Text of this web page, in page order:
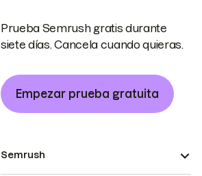
Prueba Semrush gratis durante
siete días. Cancela cuando quieras.
Empezar prueba gratuita
Semrush